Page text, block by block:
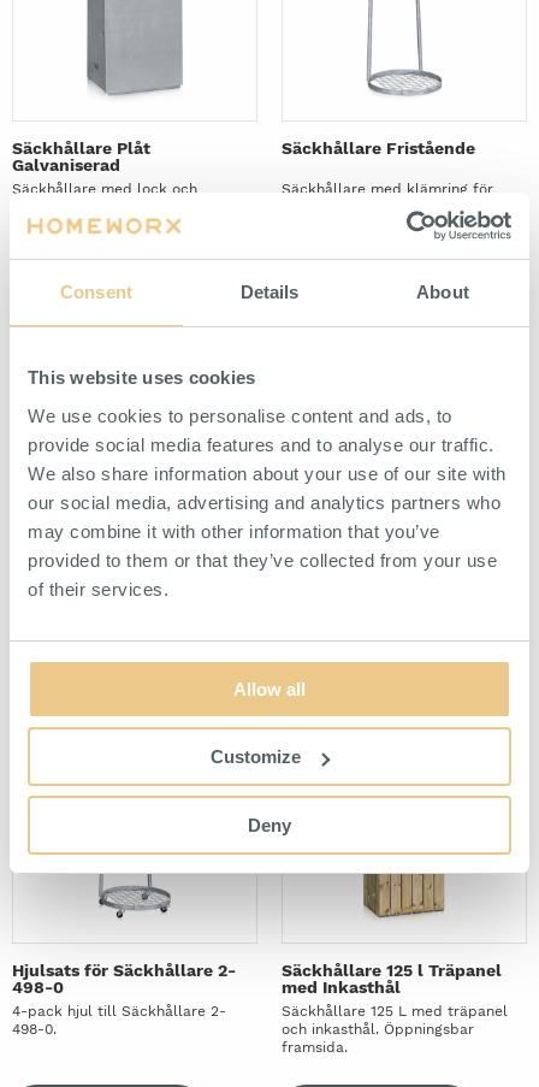
Consent Details About
This website uses cookies
We use cookies to personalise content and ads, to
provide social media features and to analyse our traffic.
We also share information about your use of our site with
our social media, advertising and analytics partners who
may combine it with other information that you’ve
provided to them or that they’ve collected from your use
of their services.
Allow all
Customize
Deny
Säckhållare Plåt
Galvaniserad
Säckhållare med lock och
Galvaniserad plåt.
HITTA ÅTERFÖRSÄLJARE
Säckhållare Fristående
Säckhållare med klämring för
sopsäck. I galvaniserad plåt.
HITTA ÅTERFÖRSÄLJARE
Säckhållare 125 l Träpanel
med Lock
Säckhållare Vägg
Hjulsats för Säckhållare 2-
498-0
4-pack hjul till Säckhållare 2-
498-0.
Säckhållare 125 l Träpanel
med Inkasthål
Säckhållare 125 L med träpanel
och inkasthål. Öppningsbar
framsida.